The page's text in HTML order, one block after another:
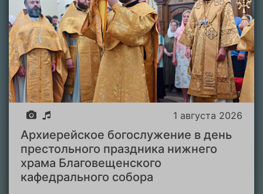
1 августа 2026
Архиерейское богослужение в день
престольного праздника нижнего
храма Благовещенского
кафедрального собора